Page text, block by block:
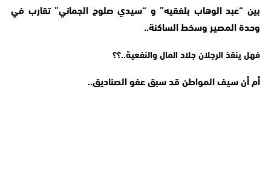
بين “عبد الوهاب بلفقيه” و “سيدي صلوح الجماني” تقارب في
وحدة المصير وسخط الساكنة..
فهل ينقذ الرجلان جلاد المال والنفعية..؟؟
أم أن سيف المواطن قد سبق عفو الصناديق..